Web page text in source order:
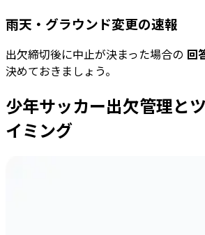
雨天・グラウンド変更の速報
出欠締切後に中止が決まった場合の 回
決めておきましょう。
少年サッカー出欠管理と
イミング